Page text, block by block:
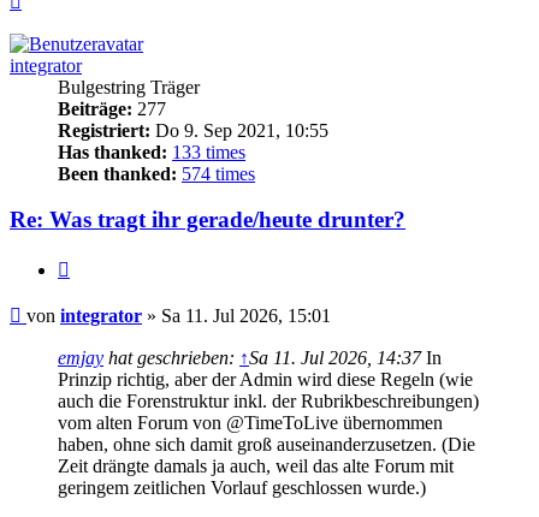
integrator
Bulgestring Träger
Beiträge: 277
Registriert: Do 9. Sep 2021, 10:55
Has thanked: 133 times
Been thanked: 574 times
Re: Was tragt ihr gerade/heute drunter?
Beitrag
von integrator » Sa 11. Jul 2026, 15:01
emjay hat geschrieben: ↑Sa 11. Jul 2026, 14:37In
Prinzip richtig, aber der Admin wird diese Regeln (wie
auch die Forenstruktur inkl. der Rubrikbeschreibungen)
vom alten Forum von @TimeToLive übernommen
haben, ohne sich damit groß auseinanderzusetzen. (Die
Zeit drängte damals ja auch, weil das alte Forum mit
geringem zeitlichen Vorlauf geschlossen wurde.)